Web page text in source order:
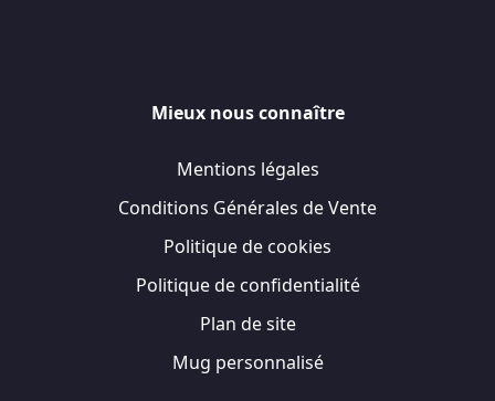
Mieux nous connaître
Mentions légales
Conditions Générales de Vente
Politique de cookies
Politique de confidentialité
Plan de site
Mug personnalisé